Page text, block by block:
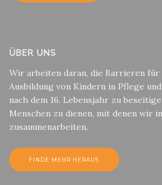
ÜBER UNS
Wir arbeiten daran, die Barrieren für
Ausbildung von Kindern in Pflege
nach dem 16. Lebensjahr zu
Menschen zu dienen, mit denen wir
zusammenarbeiten.
FINDE MEHR HERAUS